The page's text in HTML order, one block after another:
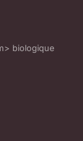
biologique